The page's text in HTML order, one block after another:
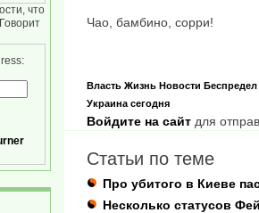
Чао, бамбино, сорри!
Власть Жизнь Новости Беспредел
Украина сегодня
Войдите на сайт для
Статьи по теме
Про убитого в Киеве
Несколько статусов
что